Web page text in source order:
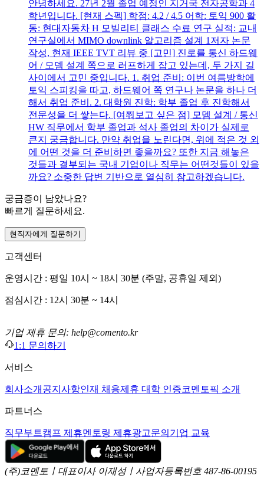
안녕하세요. 27년 2월 졸업 예정인 지거국 전자공학과 4
학년입니다. [현재 스펙] 학점: 4.2 / 4.5 어학: 토익 900 활
동: 현대자동차 H 모빌리티 클래스 수료 연구 실적: 교내
연구실에서 MIMO downlink 알고리즘 설계 1저자 논문
작성, 현재 IEEE TVT 리뷰 중 [고민] 진로를 통신 하드웨
어 / 모뎀 설계 쪽으로 러프하게 잡고 있는데, 두 가지 길
사이에서 고민 중입니다. 1. 취업 준비: 이번 여름방학에
토익 스피킹을 따고, 하드웨어 쪽 연구나 논문을 하나 더
해서 취업 준비. 2. 대학원 진학: 학부 졸업 후 진학해서
전문성을 더 쌓는다. [여쭤보고 싶은 점] 모뎀 설계 / 통신
HW 직무에서 학부 졸업과 석사 졸업의 차이가 실제로
큰지 궁금합니다. 만약 취업을 노린다면, 위에 적은 것 외
에 어떤 것을 더 준비하면 좋을까요? 또한 지금 해놓은
것들과 결부되는 국내 기업이나 직무는 어떤것들이 있을
까요? 소중한 답변 기반으로 열심히 참고하겠습니다.
궁금증이 남았나요?
빠르게 질문하세요.
현직자에게 질문하기
고객센터
운영시간 : 평일 10시 ~ 18시 30분 (주말, 공휴일 제외)
점심시간 : 12시 30분 ~ 14시
기업 제휴 문의: help@comento.kr
1:1 문의하기
서비스
회사소개 공지사항인재 채용제휴 대학 인증코멘토픽 소개
파트너스
직무부트캠프 제휴멘토링 제휴광고문의 기업 교육
(주)코멘토ㅣ대표이사 이재성ㅣ사업자등록번호 487-86-00195